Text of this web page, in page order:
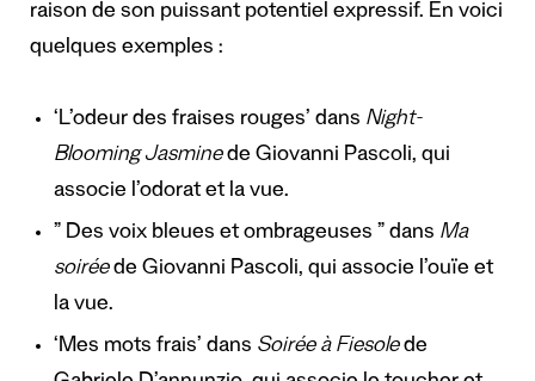
raison de son puissant potentiel expressif. En voici
quelques exemples :
‘L’odeur des fraises rouges’ dans Night-
Blooming Jasminede Giovanni Pascoli, qui
associe l’odorat et la vue.
” Des voix bleues et ombrageuses ” dans Ma
soiréede Giovanni Pascoli, qui associe l’ouïe et
la vue.
‘Mes mots frais’ dans Soirée à Fiesolede